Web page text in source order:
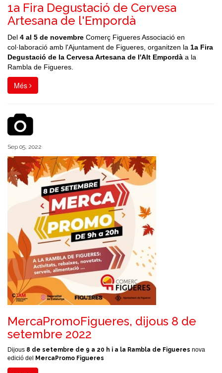
1a Fira Degustació de Cervesa
Artesana de l'Empordà
Del 4 al 5 de novembre Comerç Figueres Associació en
col·laboració amb l'Ajuntament de Figueres, organitzen la 1a Fira
Degustació de la Cervesa Artesana de l'Alt Empordà a la
Rambla de Figueres.
Més
Sep 05, 2022
MercaPromoFigueres, dijous 8 de
setembre 2022
Dijous 8 de setembre de 9 a 20 h i a la Rambla de Figueres nova
edició del
MercaPromo Figueres